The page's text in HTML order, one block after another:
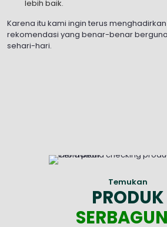
lebih baik.
Karena itu kami ingin terus
rekomendasi yang benar-benar
sehari-hari.
Temukan
PRODUK